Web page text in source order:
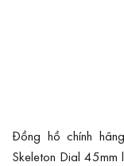
Đồng hồ chính
Skeleton Dial